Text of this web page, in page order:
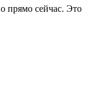
прямо сейчас. Это